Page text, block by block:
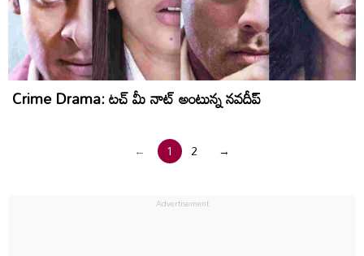
Crime Drama: టచ్ మీ నాట్ అంటున్న నవదీప్
← 1 2 →